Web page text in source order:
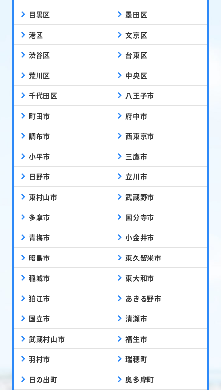
目黒区 墨田区
港区 文京区
渋谷区 台東区
荒川区 中央区
千代田区 八王子市
町田市 府中市
調布市 西東京市
小平市 三鷹市
日野市 立川市
東村山市 武蔵野市
多摩市 国分寺市
青梅市 小金井市
昭島市 東久留米市
稲城市 東大和市
狛江市 あきる野市
国立市 清瀬市
武蔵村山市 福生市
羽村市 瑞穂町
日の出町 奥多摩町